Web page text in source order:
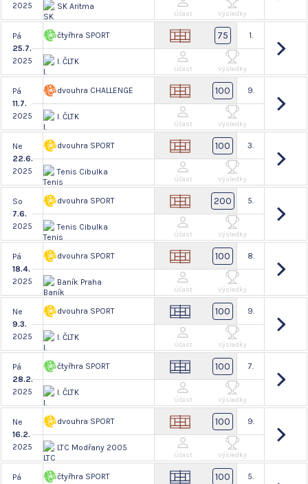
2025
SK Aritma
Účast Výsledky
Pá
25.7.
2025
čtyřhra SPORT
I. ČLTK
75 1.
Účast Výsledky
Pá
11.7.
2025
dvouhra CHALLENGE
I. ČLTK
100 9.
Účast Výsledky
Ne
22.6.
2025
dvouhra SPORT
Tenis Cibulka
100 3.
Účast Výsledky
So
7.6.
2025
dvouhra SPORT
Tenis Cibulka
200 5.
Účast Výsledky
Pá
18.4.
2025
dvouhra SPORT
Baník Praha
100 8.
Účast Výsledky
Ne
9.3.
2025
dvouhra SPORT
I. ČLTK
100 9.
Účast Výsledky
Pá
28.2.
2025
čtyřhra SPORT
I. ČLTK
100 7.
Účast Výsledky
Ne
16.2.
2025
dvouhra SPORT
LTC Modřany 2005
100 9.
Účast Výsledky
Pá
čtyřhra SPORT 100 5.